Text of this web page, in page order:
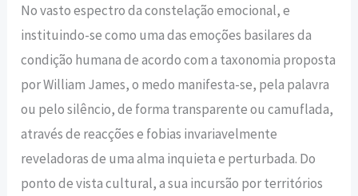
No vasto espectro da constelação emocional, e
instituindo-se como uma das emoções basilares da
condição humana de acordo com a taxonomia proposta
por William James, o medo manifesta-se, pela palavra
ou pelo silêncio, de forma transparente ou camuflada,
através de reacções e fobias invariavelmente
reveladoras de uma alma inquieta e perturbada. Do
ponto de vista cultural, a sua incursão por territórios